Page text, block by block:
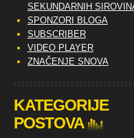
SEKUNDARNIH
SPONZORI BLOGA
SUBSCRIBER
VIDEO PLAYER
ZNAČENJE SNOVA
KATEGORIJE
POSTOVA